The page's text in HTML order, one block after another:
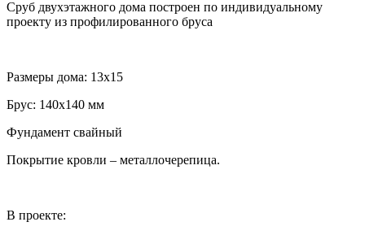
Сруб двухэтажного дома построен по индивидуальному
проекту из профилированного бруса
Размеры дома: 13х15
Брус: 140х140 мм
Фундамент свайный
Покрытие кровли – металлочерепица.
В проекте: